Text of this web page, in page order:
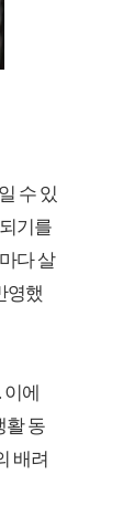
수 있
기를
다 살
영했
에
활 동
배려